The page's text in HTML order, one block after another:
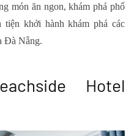
món ăn ngon, khám phá phố
khởi hành khám phá các
Đà Nẵng.
Hotel